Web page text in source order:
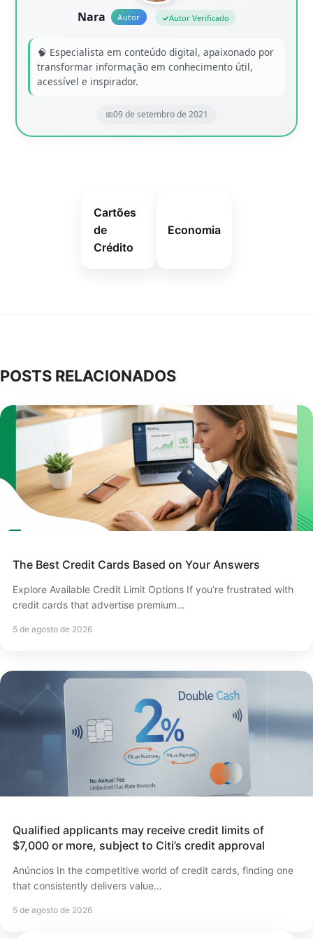
Nara Autor Verificado
🧠 Especialista em conteúdo digital, apaixonado por
transformar informação em conhecimento útil,
acessível e inspirador.
09 de setembro de 2021
Cartões
de
Crédito
Economia
POSTS RELACIONADOS
The Best Credit Cards Based on Your Answers
Explore Available Credit Limit Options If you’re frustrated with
credit cards that advertise premium…
5 de agosto de 2026
Qualified applicants may receive credit limits of
$7,000 or more, subject to Citi’s credit approval
Anúncios In the competitive world of credit cards, finding one
that consistently delivers value…
5 de agosto de 2026